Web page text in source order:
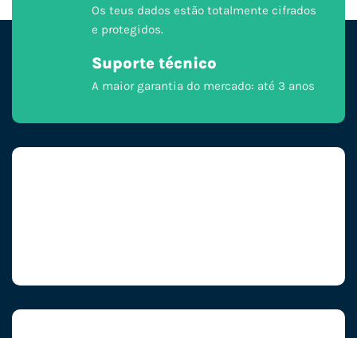
Os teus dados estão totalmente cifrados
e protegidos.
Suporte técnico
A maior garantia do mercado: até 3 anos